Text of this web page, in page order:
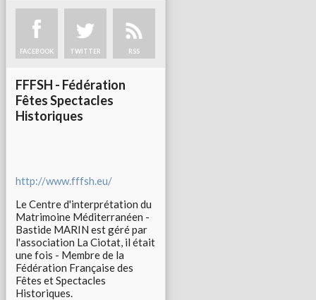
FACEBOOK TWITTER RSS
FFFSH - Fédération
Fêtes Spectacles
Historiques
http://www.fffsh.eu/
Le Centre d'interprétation du
Matrimoine Méditerranéen -
Bastide MARIN est géré par
l'association La Ciotat, il était
une fois - Membre de la
Fédération Française des
Fêtes et Spectacles
Historiques.